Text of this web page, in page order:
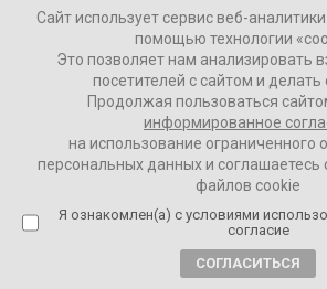
Военное ведомство заявило, что
«необходимый ответ» и успешно
Греческая сторона ситуацию пока не
прокомментировала.
Сайт использует сервис веб-
помощью технологии
Это позволяет нам анализировать
посетителей с сайтом и делать
Продолжая пользоваться
информированное
на использование ограниченного
персональных данных и соглашаетесь
файлов cookie
Я ознакомлен(а) с условиями
согласие
СОГЛАСИТЬСЯ